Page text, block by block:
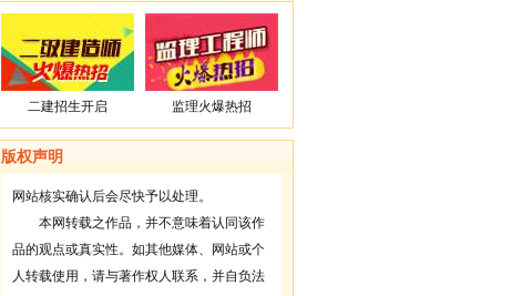
二建招生开启 监理火爆热招
版权声明
权范围内使用，且必须注明“来源：建设工程
教育网”。违反上述声明者，本网将追究其法
律责任。
2、本网部分资料为网上搜集转载，均
及版权等问题的，请作者与本网站联系，本
网站核实确认后会尽快予以处理。
本网转载之作品，并不意味着认同该作
品的观点或真实性。如其他媒体、网站或个
人转载使用，请与著作权人联系，并自负法
律责任。